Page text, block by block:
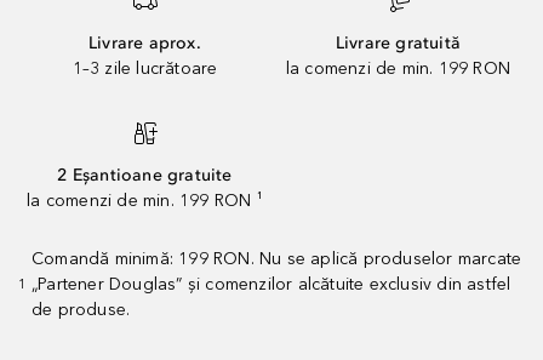
Livrare aprox.
1–3 zile lucrătoare
Livrare gratuită
la comenzi de min. 199 RON
2 Eșantioane gratuite
la comenzi de min. 199 RON ¹
1
Comandă minimă: 199 RON. Nu se aplică produselor marcate
„Partener Douglas” și comenzilor alcătuite exclusiv din astfel
de produse.